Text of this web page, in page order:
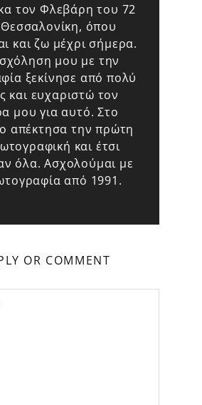
τον Φλεβάρη του 72
όπου
και ζω μέχρι σήμερα.
μου με την
ξεκίνησε από πολύ
και ευχαριστώ τον
μου για αυτό. Στο
απέκτησα την πρώτη
και έτσι
όλα. Ασχολούμαι με
από 1991.
OR COMMENT